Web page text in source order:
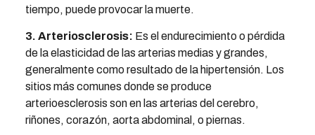
tiempo, puede provocar la muerte.
3. Arteriosclerosis: Es el endurecimiento o pérdida
de la elasticidad de las arterias medias y grandes,
generalmente como resultado de la hipertensión. Los
sitios más comunes donde se produce
arterioesclerosis son en las arterias del cerebro,
riñones, corazón, aorta abdominal, o piernas.